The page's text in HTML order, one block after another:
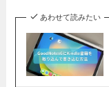
あわせて読みたい